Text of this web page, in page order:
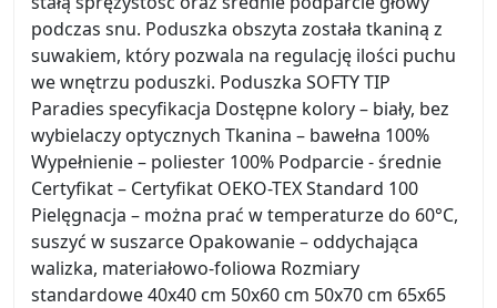
podczas snu. Poduszka obszyta została tkaniną z
suwakiem, który pozwala na regulację ilości puchu
we wnętrzu poduszki. Poduszka SOFTY TIP
Paradies specyfikacja Dostępne kolory – biały, bez
wybielaczy optycznych Tkanina – bawełna 100%
Wypełnienie – poliester 100% Podparcie - średnie
Certyfikat – Certyfikat OEKO-TEX Standard 100
Pielęgnacja – można prać w temperaturze do 60°C,
suszyć w suszarce Opakowanie – oddychająca
walizka, materiałowo-foliowa Rozmiary
standardowe 40x40 cm 50x60 cm 50x70 cm 65x65